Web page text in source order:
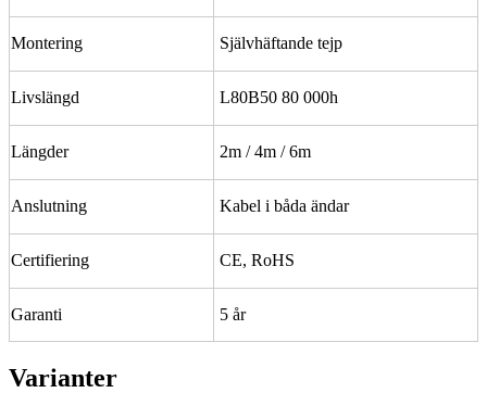
Montering Självhäftande tejp
Livslängd L80B50 80 000h
Längder 2m / 4m / 6m
Anslutning Kabel i båda ändar
Certifiering CE, RoHS
Garanti 5 år
Varianter